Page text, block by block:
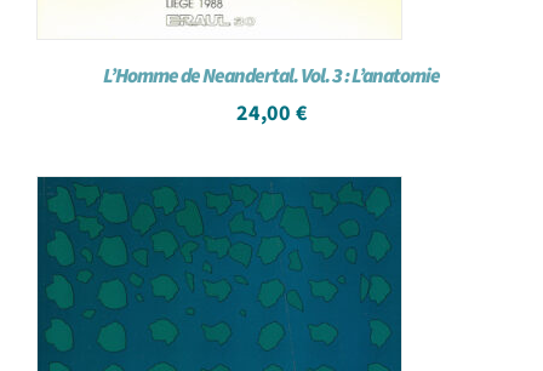
L’Homme de Neandertal. Vol. 3 : L’anatomie
24,00 €